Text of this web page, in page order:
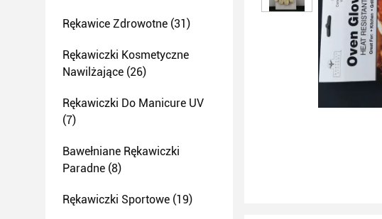
Rękawice Zdrowotne (31)
Rękawiczki Kosmetyczne
Nawilżające (26)
Rękawiczki Do Manicure UV
(7)
Bawełniane Rękawiczki
Paradne (8)
Rękawiczki Sportowe (19)